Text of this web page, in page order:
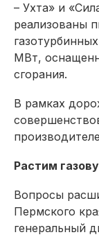
– Ухта» и
реализованы
МВт,
сгорания.
В рамках
Растим
Вопросы
Пермского
генеральный